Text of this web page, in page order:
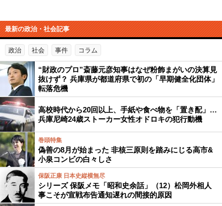
最新の政治・社会記事
政治 社会 事件 コラム
“財政のプロ”斎藤元彦知事はなぜ粉飾まがいの決算見
抜けず？ 兵庫県が都道府県で初の「早期健全化団体」
転落危機
高校時代から20回以上、手紙や食べ物を「置き配」…
兵庫尼崎24歳ストーカー女性オドロキの犯行動機
巻頭特集
偽善の8月が始まった 非核三原則を踏みにじる高市&
小泉コンビの白々しさ
保阪正康 日本史縦横無尽
シリーズ 保阪メモ「昭和史余話」（12）松岡外相人
事こそが宣戦布告通知遅れの間接的原因